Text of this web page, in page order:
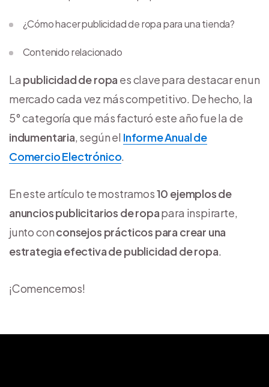
La publicidad de ropa es clave para destacar en un
mercado cada vez más competitivo. De hecho, la
5° categoría que más facturó este año fue la de
indumentaria, según el Informe Anual de
Comercio Electrónico.
En este artículo te mostramos10 ejemplos de
anuncios publicitarios de ropapara inspirarte,
junto conconsejos prácticos para crear una
estrategia efectiva de publicidad de ropa.
¡Comencemos!
¿Cómo hacer publicidad de ropa para una tienda?
Contenido relacionado